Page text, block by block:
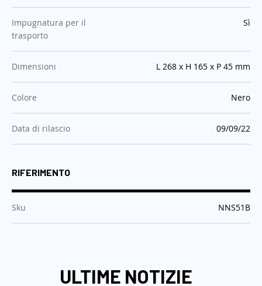
Impugnatura per il
trasporto
:Sì
Dimensioni :L 268 x H 165 x P 45 mm
Colore :Nero
Data di rilascio :09/09/22
RIFERIMENTO
Sku :NNS51B
ULTIME NOTIZIE